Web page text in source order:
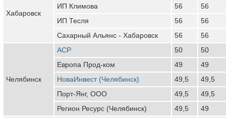
Хабаровск
ИП Климова
56
56
ИП Тесля
56
56
Сахарный Альянс - Хабаровск
56 56
Челябинск
АСР 50
50
Европа Прод-ком
49
49
НоваИнвест (Челябинск)
49,5
49,5
Порт-Янг, ООО
49,5
49,5
Регион Ресурс (Челябинск)
49,5 49